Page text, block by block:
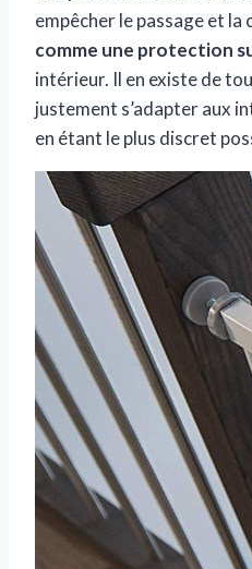
empêcher le passage et la
comme une protection
intérieur. Il en existe de
justement s’adapter aux
en étant le plus discret